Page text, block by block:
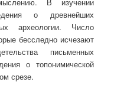
о древнейших
археологии. Число
бесследно исчезают
письменных
о топонимической
срезе.